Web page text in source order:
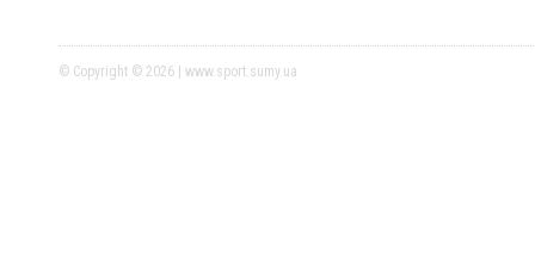
© Copyright © 2026 | www.sport.sumy.ua